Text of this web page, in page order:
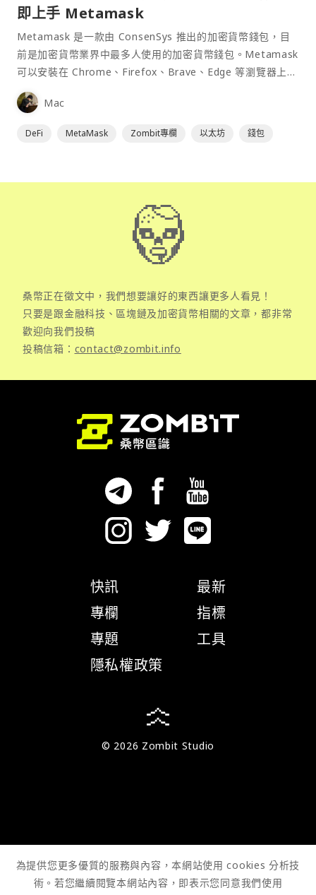
即上手 Metamask
Metamask 是一款由 ConsenSys 推出的加密貨幣錢包，目
前是加密貨幣業界中最多人使用的加密貨幣錢包。Metamask
可以安裝在 Chrome、Firefox、Brave、Edge 等瀏覽器上作
為插件使用，具備許多功能且使用上非常方便。
Mac
DeFi MetaMask Zombit專欄 以太坊 錢包
桑幣正在徵文中，我們想要讓好的東西讓更多人看見！
只要是跟金融科技、區塊鏈及加密貨幣相關的文章，都非常
歡迎向我們投稿
投稿信箱： contact@zombit.info
快訊
專欄
專題
隱私權政策
最新
指標
工具
© 2026 Zombit Studio
為提供您更多優質的服務與內容，本網站使用 cookies 分析技
術。若您繼續閱覽本網站內容，即表示您同意我們使用